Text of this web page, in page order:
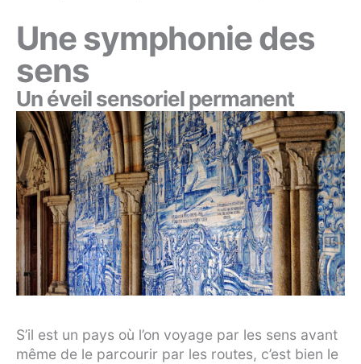
Une symphonie des
sens
Un éveil sensoriel permanent
S’il est un pays où l’on voyage par les sens avant
même de le parcourir par les routes, c’est bien le